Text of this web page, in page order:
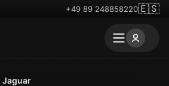
+49 89 248858220🇪🇸
Jaguar